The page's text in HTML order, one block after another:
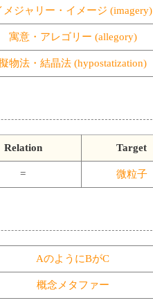
メジャリー・イメージ (imagery)
寓意・アレゴリー (allegory)
物法・結晶法 (hypostatization)
Relation Target
= 微粒子
AのようにBがC
概念メタファー